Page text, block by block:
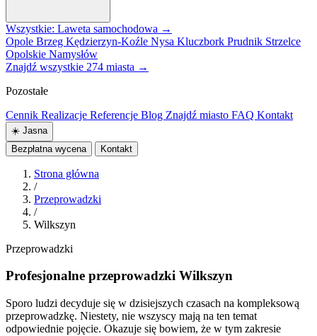
Wszystkie: Laweta samochodowa →
Opole Brzeg Kędzierzyn-Koźle Nysa Kluczbork Prudnik Strzelce
Opolskie Namysłów
Znajdź wszystkie 274 miasta →
Pozostałe
Cennik Realizacje Referencje Blog Znajdź miasto FAQ Kontakt
☀️ Jasna
Bezpłatna wycena
Kontakt
Strona główna
/
Przeprowadzki
/
Wilkszyn
Przeprowadzki
Profesjonalne przeprowadzki Wilkszyn
Sporo ludzi decyduje się w dzisiejszych czasach na kompleksową
przeprowadzkę. Niestety, nie wszyscy mają na ten temat
odpowiednie pojęcie. Okazuje się bowiem, że w tym zakresie